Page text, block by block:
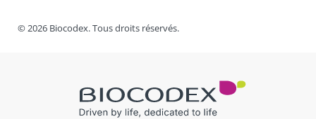
© 2026 Biocodex. Tous droits réservés.